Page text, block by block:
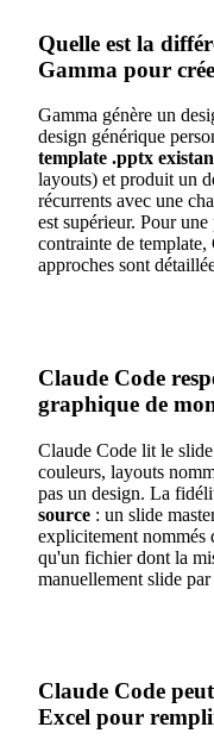
Quelle est la
Gamma pour
Gamma génère un
design générique
template .pptx
layouts) et produit un
récurrents avec une
est supérieur. Pour
contrainte de template,
approches sont
Claude Code
graphique de
Claude Code lit le
couleurs, layouts
pas un design. La
source : un slide
explicitement nommés
qu'un fichier dont la
manuellement slide par
Claude Code
Excel pour